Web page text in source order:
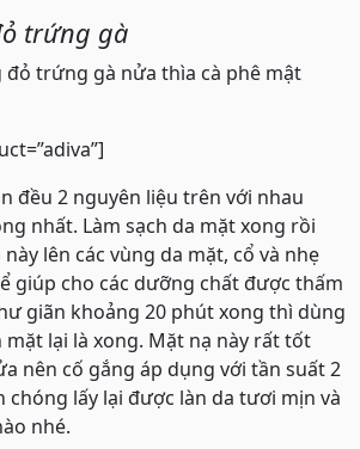
trứng gà
đỏ trứng gà nửa thìa cà phê mật
đều 2 nguyên liệu trên với nhau
nhất. Làm sạch da mặt xong rồi
lên các vùng da mặt, cổ và nhẹ
giúp cho các dưỡng chất được thấm
giãn khoảng 20 phút xong thì dùng
lại là xong. Mặt nạ này rất tốt
nên cố gắng áp dụng với tần suất 2
chóng lấy lại được làn da tươi mịn và
nhé.